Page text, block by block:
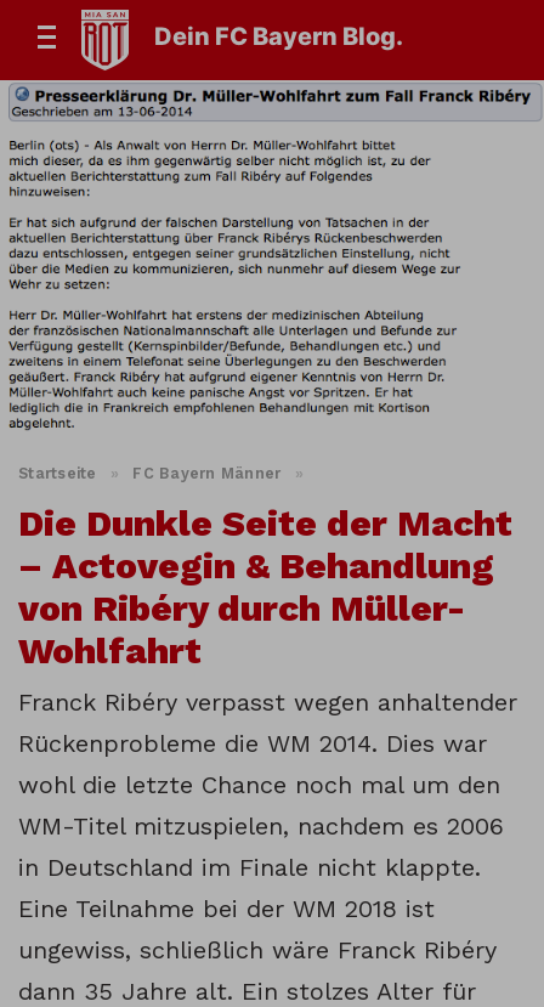
Dein FC Bayern Blog.
Startseite » FC Bayern Männer »
Die Dunkle Seite der Macht
– Actovegin & Behandlung
von Ribéry durch Müller-
Wohlfahrt
Franck Ribéry verpasst wegen anhaltender
Rückenprobleme die WM 2014. Dies war
wohl die letzte Chance noch mal um den
WM-Titel mitzuspielen, nachdem es 2006
in Deutschland im Finale nicht klappte.
Eine Teilnahme bei der WM 2018 ist
ungewiss, schließlich wäre Franck Ribéry
dann 35 Jahre alt. Ein stolzes Alter für